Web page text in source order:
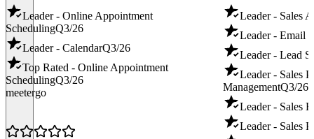
Leader - Online Appointment
SchedulingQ3/26
Leader - CalendarQ3/26
Top Rated - Online Appointment
SchedulingQ3/26
meetergo
Leader - Sales
Leader - Email
Leader - Lead
Leader - Sales
ManagementQ3/26
Leader - Sales
Leader - Sales